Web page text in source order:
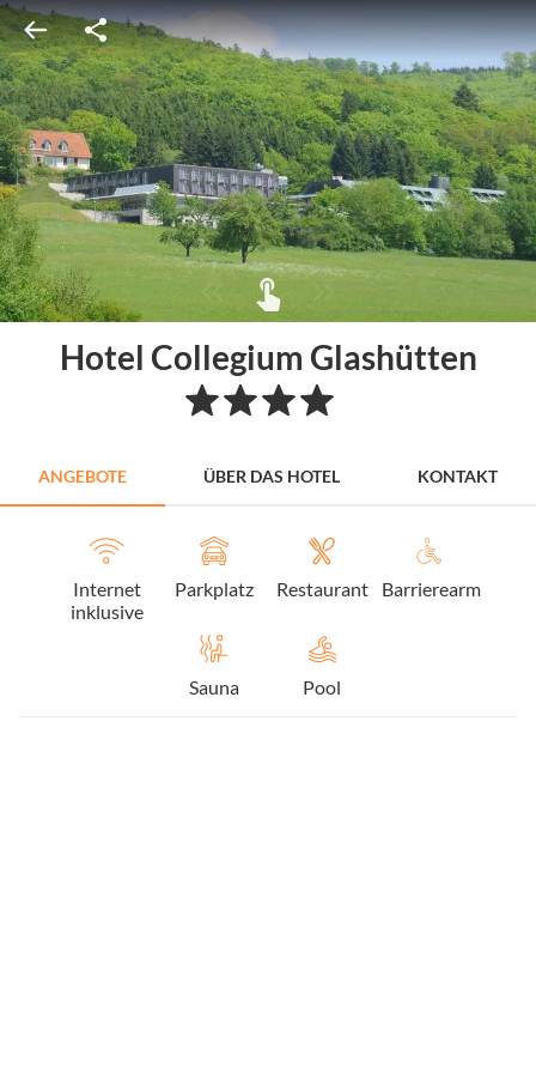
Hotel Collegium Glashütten
ANGEBOTE ÜBER DAS HOTEL KONTAKT
Internet
inklusive
Parkplatz Restaurant Barrierearm
Sauna Pool